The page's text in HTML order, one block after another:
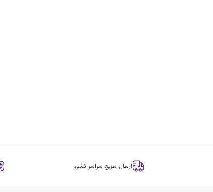
ارسال سریع سراسر کشور